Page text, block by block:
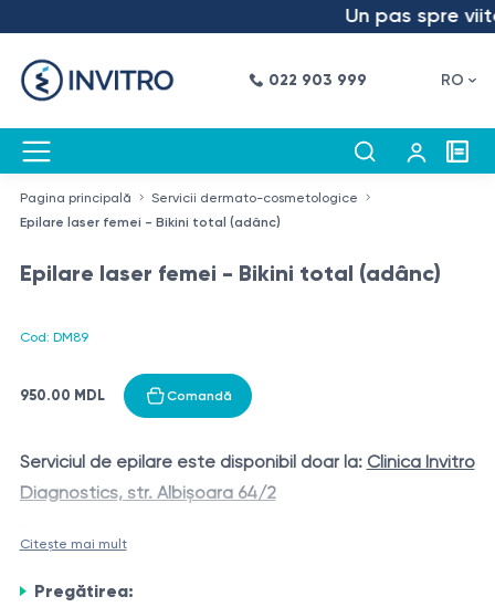
Un pas spre
022 903 999 RO
Pagina principală
Servicii dermato-cosmetologice
Epilare laser femei - Bikini total (adânc)
Epilare laser femei - Bikini total (adânc)
Cod: DM89
950.00 MDL Comandă
Serviciul de epilare este disponibil doar la: Clinica Invitro
Diagnostics, str. Albișoara 64/2
Epilarea laser a zonei bikini total
modernă, destinată reducerii creșterii firelor de păr
dependentă. Creșterea firelor de păr în această zonă
Citește mai mult
Pregătirea: